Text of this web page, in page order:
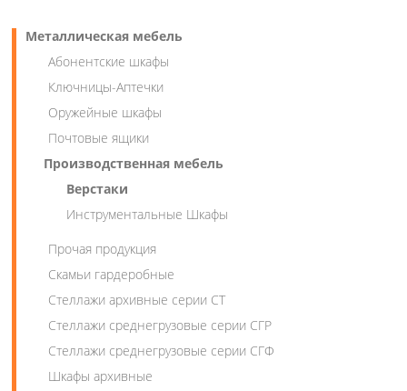
Металлическая мебель
Абонентские шкафы
Ключницы-Аптечки
Оружейные шкафы
Почтовые ящики
Производственная мебель
Верстаки
Инструментальные Шкафы
Прочая продукция
Скамьи гардеробные
Стеллажи архивные серии СТ
Стеллажи среднегрузовые серии СГР
Стеллажи среднегрузовые серии СГФ
Шкафы архивные